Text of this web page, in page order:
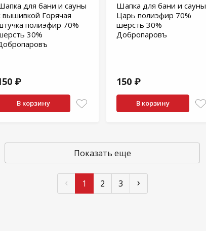
для бани и сауны
вышивкой Горячая
полиэфир 70%
30%
₽
В корзину
Шапка для бани и сауны
Царь полиэфир 70%
шерсть 30%
Добропаровъ
150 ₽
В корзину
Показать еще
‹ 1 2 3 ›